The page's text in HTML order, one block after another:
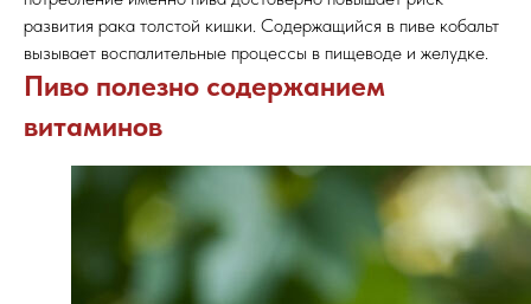
развития рака толстой кишки. Содержащийся в пиве кобальт
вызывает воспалительные процессы в пищеводе и желудке.
Пиво полезно содержанием
витаминов